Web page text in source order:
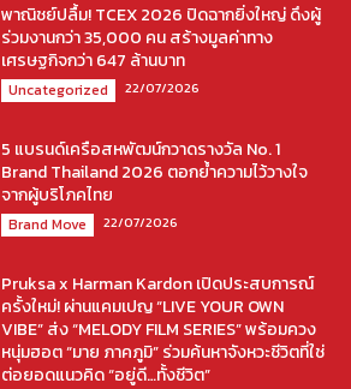
พาณิชย์ปลื้ม! TCEX 2026 ปิดฉากยิ่งใหญ่ ดึงผู้
ร่วมงานกว่า 35,000 คน สร้างมูลค่าทาง
เศรษฐกิจกว่า 647 ล้านบาท
Uncategorized 22/07/2026
5 แบรนด์เครือสหพัฒน์กวาดรางวัล No. 1
Brand Thailand 2026 ตอกย้ำความไว้วางใจ
จากผู้บริโภคไทย
Brand Move 22/07/2026
Pruksa x Harman Kardon เปิดประสบการณ์
ครั้งใหม่! ผ่านแคมเปญ “LIVE YOUR OWN
VIBE” ส่ง “MELODY FILM SERIES” พร้อมควง
หนุ่มฮอต “มาย ภาคภูมิ” ร่วมค้นหาจังหวะชีวิตที่ใช่
ต่อยอดแนวคิด “อยู่ดี…ทั้งชีวิต”